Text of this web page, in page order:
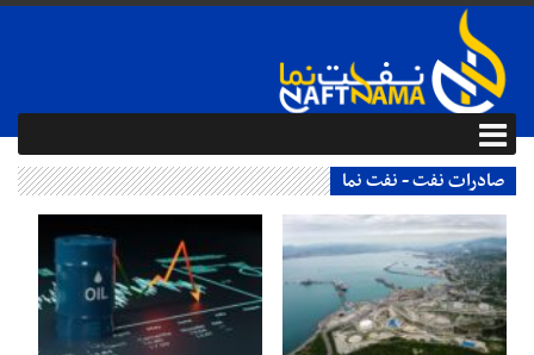
صادرات نفت - نفت نما
09 آذر 1404